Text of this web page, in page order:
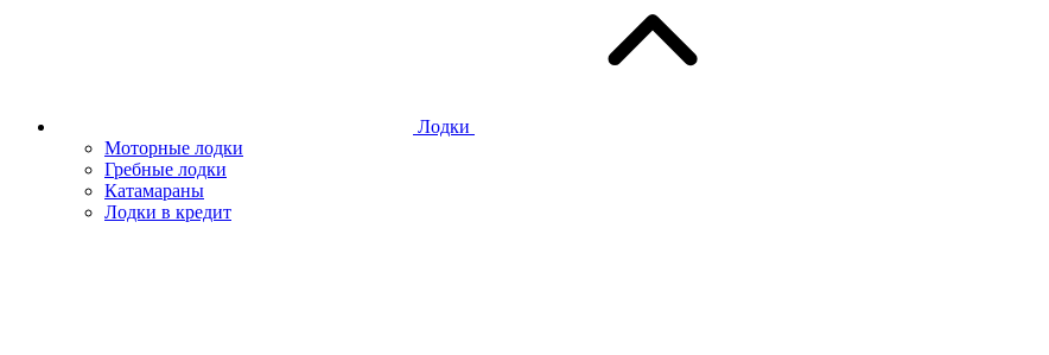
Лодки
Моторные лодки
Гребные лодки
Катамараны
Лодки в кредит